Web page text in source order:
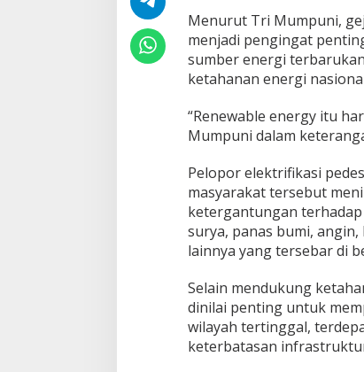
a
r
a
Menurut Tri Mumpuni,
menjadi pengingat
sumber energi
ketahanan energi
“Renewable energy itu
Mumpuni dalam
Pelopor elektrifikasi
masyarakat tersebut
ketergantungan
surya, panas bumi,
lainnya yang tersebar di
Selain mendukung
dinilai penting untuk
wilayah tertinggal,
keterbatasan